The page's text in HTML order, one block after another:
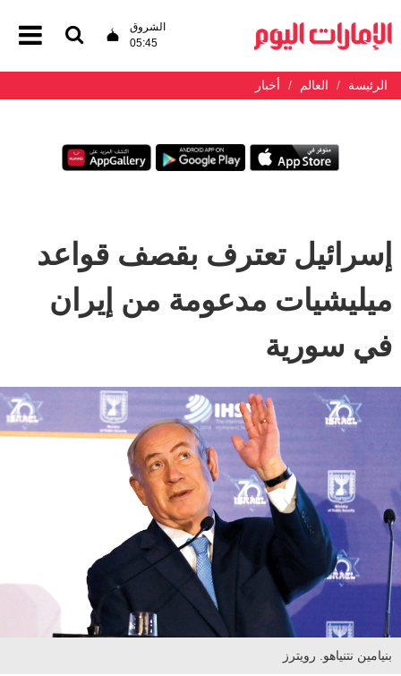
الشروق
05:45
الرئيسة العالم أخبار
إسرائيل تعترف بقصف قواعد
ميليشيات مدعومة من إيران
في سورية
بنيامين نتنياهو. رويترز